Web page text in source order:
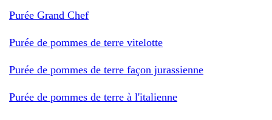
Purée Grand Chef
Purée de pommes de terre vitelotte
Purée de pommes de terre façon jurassienne
Purée de pommes de terre à l'italienne